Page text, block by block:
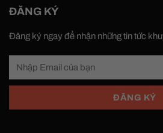
ĐĂNG KÝ
Đăng ký ngay để nhận những tin tức